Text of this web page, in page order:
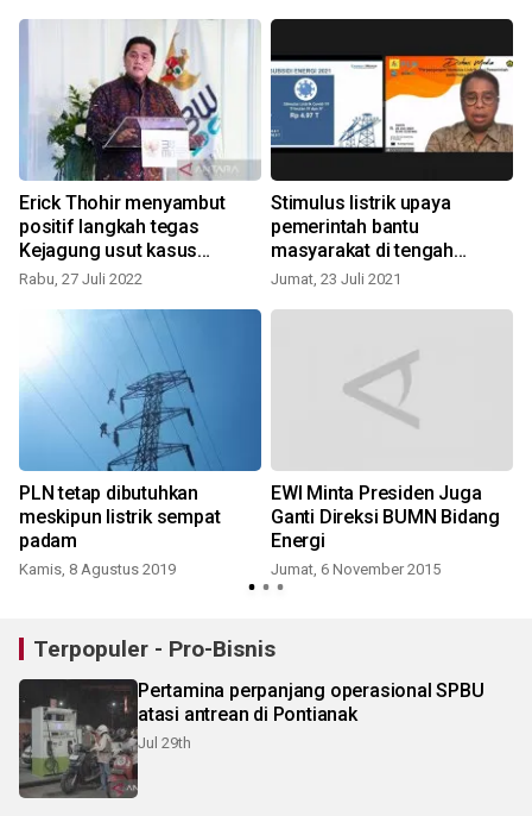
Erick Thohir menyambut
positif langkah tegas
Kejagung usut kasus
korupsi BUMN
Rabu, 27 Juli 2022
Stimulus listrik upaya
pemerintah bantu
masyarakat di tengah
pandemi
Jumat, 23 Juli 2021
PLN tetap dibutuhkan
meskipun listrik sempat
padam
Kamis, 8 Agustus 2019
EWI Minta Presiden Juga
Ganti Direksi BUMN Bidang
Energi
Jumat, 6 November 2015
Terpopuler - Pro-Bisnis
Pertamina perpanjang operasional SPBU
atasi antrean di Pontianak
Jul 29th